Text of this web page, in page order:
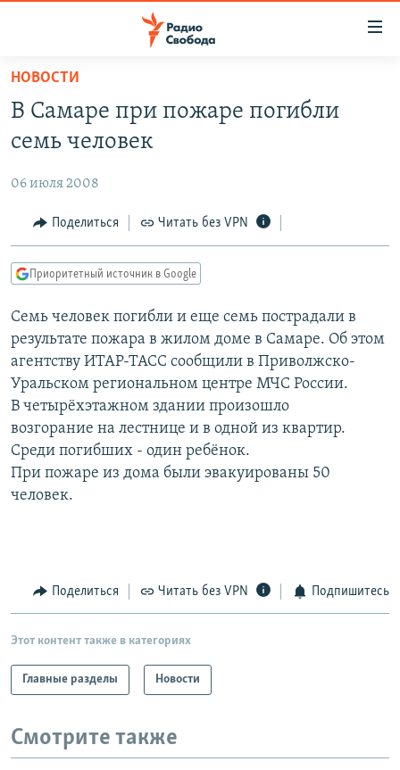
упрощенного
доступа
основному
Вернутся
главной
навигации
Вернутся
поиску
ПОДКАСТЫ
ЦИТАТЫ СВОБОДЫ
МНЕНИЯ
IDEL.РЕАЛИИ
КАВКАЗ.РЕАЛИИ
СЕВЕР.РЕАЛИИ
СИБИРЬ.РЕАЛИИ
РАСПИСАНИЕ ВЕЩАНИЯ
ПОДПИШИТЕСЬ НА РАССЫЛКУ
СОЦИАЛЬНЫЕ СЕТИ
Все сайты РСЕ/РС
НОВОСТИ
В Самаре при пожаре погибли
семь человек
06 июля 2008
Поделиться Читать без VPN
Приоритетный источник в Google
Семь человек погибли и еще семь пострадали в
результате пожара в жилом доме в Самаре. Об этом
агентству ИТАР-ТАСС сообщили в Приволжско-
Уральском региональном центре МЧС России.
В четырёхэтажном здании произошло
возгорание на лестнице и в одной из квартир.
Среди погибших - один ребёнок.
При пожаре из дома были эвакуированы 50
человек.
Поделиться Читать без VPN Подпишитесь
Этот контент также в категориях
Главные разделы Новости
Смотрите также